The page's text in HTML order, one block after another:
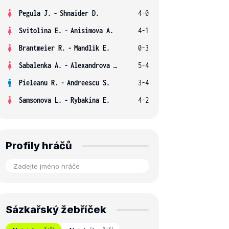
Pegula J. - Shnaider D.
4-0
Svitolina E. - Anisimova A.
4-1
Brantmeier R. - Mandlik E.
0-3
Sabalenka A. - Alexandrova E.
5-4
Pieleanu R. - Andreescu S.
3-4
Samsonova L. - Rybakina E. 4-2
Profily hráčů
Sázkařský žebříček